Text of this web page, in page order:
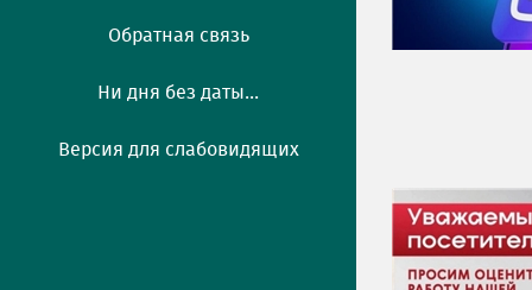
Обратная связь
Ни дня без даты...
Версия для слабовидящих